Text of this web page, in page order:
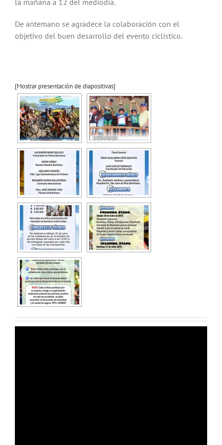
De antemano se agradece la colaboración con el
objetivo del buen desarrollo del evento ciclístico.
[Mostrar presentación de diapositivas]